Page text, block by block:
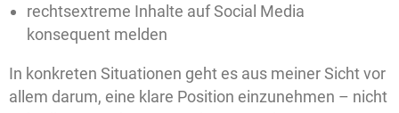
rechtsextreme Inhalte auf Social Media
konsequent melden
In konkreten Situationen geht es aus meiner Sicht vor
allem darum, eine klare Position einzunehmen – nicht